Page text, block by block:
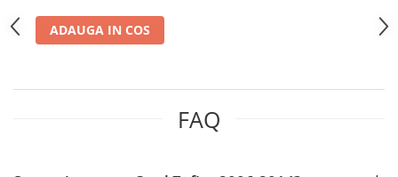
SsangyongADAUGA IN COS
FAQ